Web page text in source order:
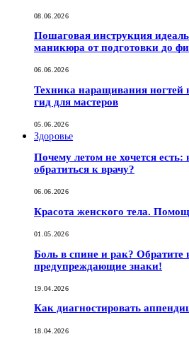
08.06.2026
Пошаговая инструкция
маникюра от подготовки до
06.06.2026
Техника наращивания
гид для мастеров
05.06.2026
Здоровье
Почему летом не хочется
обратиться к врачу?
06.06.2026
Красота женского тела.
01.05.2026
Боль в спине и рак? Обратите
предупреждающие знаки!
19.04.2026
Как диагностировать
18.04.2026